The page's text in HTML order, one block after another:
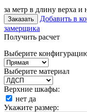
за метр в длину верха и
Заказать Добавить в
замерщика
Получить расчет
Выберите
Выберите материал
Верхние шкафы:
нет да
Укажите размер: